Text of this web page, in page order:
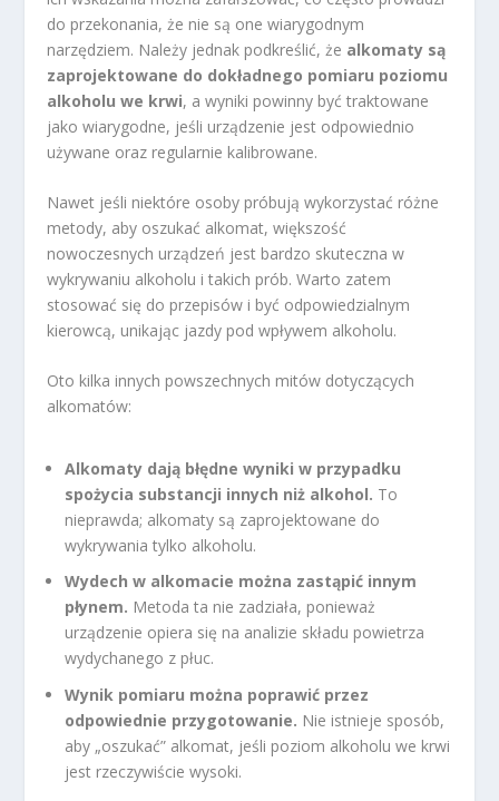
do przekonania, że nie są one wiarygodnym
narzędziem. Należy jednak podkreślić, że alkomaty są
zaprojektowane do dokładnego pomiaru poziomu
alkoholu we krwi, a wyniki powinny być traktowane
jako wiarygodne, jeśli urządzenie jest odpowiednio
używane oraz regularnie kalibrowane.
Nawet jeśli niektóre osoby próbują wykorzystać różne
metody, aby oszukać alkomat, większość
nowoczesnych urządzeń jest bardzo skuteczna w
wykrywaniu alkoholu i takich prób. Warto zatem
stosować się do przepisów i być odpowiedzialnym
kierowcą, unikając jazdy pod wpływem alkoholu.
Oto kilka innych powszechnych mitów dotyczących
alkomatów:
Alkomaty dają błędne wyniki w przypadku
spożycia substancji innych niż alkohol. To
nieprawda; alkomaty są zaprojektowane do
wykrywania tylko alkoholu.
Wydech w alkomacie można zastąpić innym
płynem. Metoda ta nie zadziała, ponieważ
urządzenie opiera się na analizie składu powietrza
wydychanego z płuc.
Wynik pomiaru można poprawić przez
odpowiednie przygotowanie. Nie istnieje sposób,
aby „oszukać” alkomat, jeśli poziom alkoholu we krwi
jest rzeczywiście wysoki.